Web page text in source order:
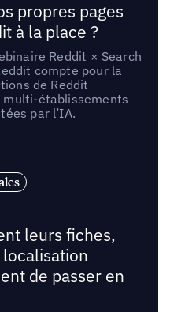
propres pages
à la place ?
Reddit × Search
compte pour la
de Reddit
multi-établissements
par l’IA.
leurs fiches,
de passer en